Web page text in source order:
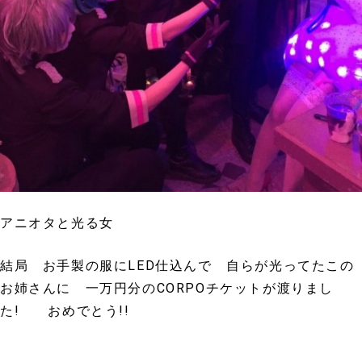
アニオタと光る女
結局 お手製の服にLED仕込んで 自らが光ってたこの
お姉さんに 一万円分のCORPOチケットが渡りまし
た! おめでとう!!